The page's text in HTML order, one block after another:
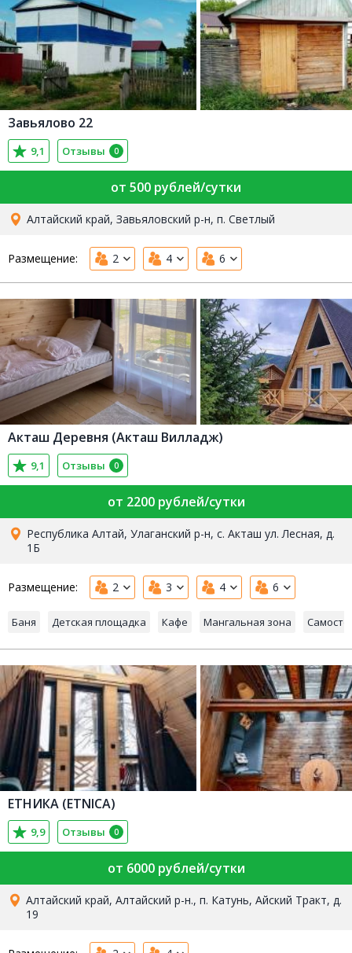
Завьялово 22
9,1 Отзывы 0
от 500 рублей/сутки
Алтайский край, Завьяловский р-н, п. Светлый
Размещение: 2 4 6
Акташ Деревня (Акташ Вилладж)
9,1 Отзывы 0
от 2200 рублей/сутки
Республика Алтай, Улаганский р-н, с. Акташ ул. Лесная, д.
1Б
Размещение: 2 3 4 6
Баня Детская площадка Кафе Мангальная зона
ЕТНИКА (ETNICA)
9,9 Отзывы 0
от 6000 рублей/сутки
Алтайский край, Алтайский р-н., п. Катунь, Айский Тракт, д.
19